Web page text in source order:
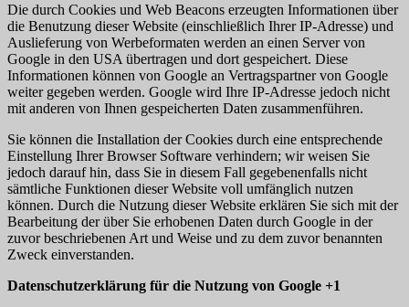
Die durch Cookies und Web Beacons erzeugten Informationen über
die Benutzung dieser Website (einschließlich Ihrer IP-Adresse) und
Auslieferung von Werbeformaten werden an einen Server von
Google in den USA übertragen und dort gespeichert. Diese
Informationen können von Google an Vertragspartner von Google
weiter gegeben werden. Google wird Ihre IP-Adresse jedoch nicht
mit anderen von Ihnen gespeicherten Daten zusammenführen.
Sie können die Installation der Cookies durch eine entsprechende
Einstellung Ihrer Browser Software verhindern; wir weisen Sie
jedoch darauf hin, dass Sie in diesem Fall gegebenenfalls nicht
sämtliche Funktionen dieser Website voll umfänglich nutzen
können. Durch die Nutzung dieser Website erklären Sie sich mit der
Bearbeitung der über Sie erhobenen Daten durch Google in der
zuvor beschriebenen Art und Weise und zu dem zuvor benannten
Zweck einverstanden.
Datenschutzerklärung für die Nutzung von Google +1